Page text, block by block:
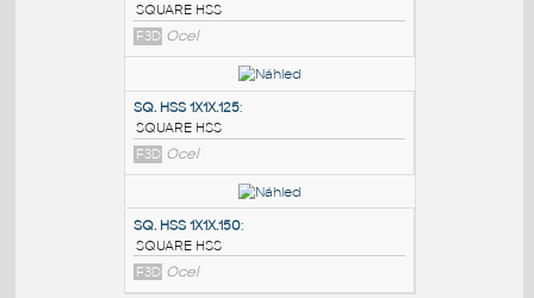
SQ.HSS 7X7X.375
SQUARE HSS
F3D Ocel
SQ. HSS 1X1X.110:
SQUARE HSS
F3D Ocel